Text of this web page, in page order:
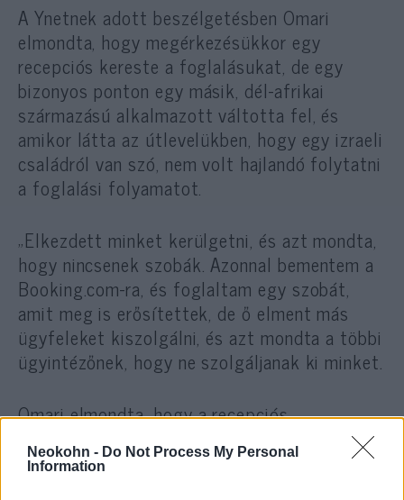
Neokohn - Do Not Process My Personal
Information
A Ynetnek adott beszélgetésben Omari
elmondta, hogy megérkezésükkor egy
recepciós kereste a foglalásukat, de egy
bizonyos ponton egy másik, dél-afrikai
származású alkalmazott váltotta fel, és
amikor látta az útlevelükben, hogy egy izraeli
családról van szó, nem volt hajlandó folytatni
a foglalási folyamatot.
„Elkezdett minket kerülgetni, és azt mondta,
hogy nincsenek szobák. Azonnal bementem a
Booking.com-ra, és foglaltam egy szobát,
amit meg is erősítettek, de ő elment más
ügyfeleket kiszolgálni, és azt mondta a többi
ügyintézőnek, hogy ne szolgáljanak ki minket.
Omari elmondta, hogy a recepciós
megvetéssel és rasszizmussal bánt a
családjával, és még azt is mondta nekik: